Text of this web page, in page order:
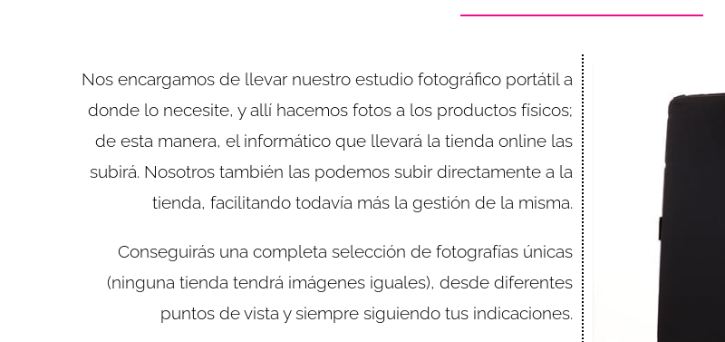
Nos encargamos de llevar nuestro estudio fotográfico portátil a
donde lo necesite, y allí hacemos fotos a los productos físicos;
de esta manera, el informático que llevará la tienda online las
subirá. Nosotros también las podemos subir directamente a la
tienda, facilitando todavía más la gestión de la misma.
Conseguirás una completa selección de fotografías únicas
(ninguna tienda tendrá imágenes iguales), desde diferentes
puntos de vista y siempre siguiendo tus indicaciones.